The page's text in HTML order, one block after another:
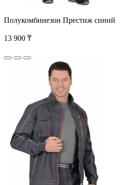
Полукомбинезон Престиж синий
13 900 ₸